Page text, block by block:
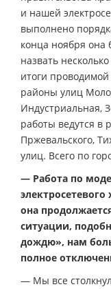
и нашей
выполнено
конца ноября
назвать
итоги
районы улиц
Индустриальная,
работы ведутся в
Пржевальского,
улиц. Всего по
— Работа по
она
ситуации,
дождю», нам
полное
— Мы все